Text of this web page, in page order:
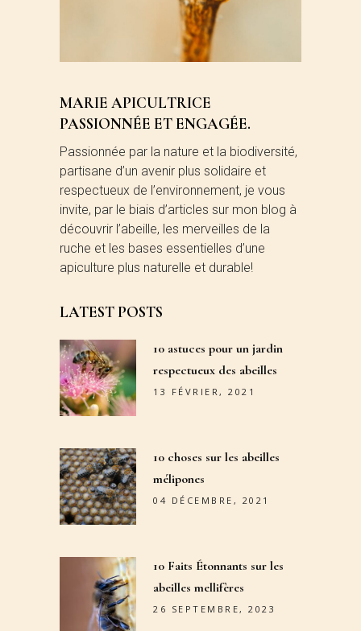
MARIE APICULTRICE
PASSIONNÉE ET ENGAGÉE.
Passionnée par la nature et la biodiversité,
partisane d’un avenir plus solidaire et
respectueux de l’environnement, je vous
invite, par le biais d’articles sur mon blog à
découvrir l’abeille, les merveilles de la
ruche et les bases essentielles d’une
apiculture plus naturelle et durable!
LATEST POSTS
10 astuces pour un jardin
respectueux des abeilles
13 FÉVRIER, 2021
10 choses sur les abeilles
mélipones
04 DÉCEMBRE, 2021
10 Faits Étonnants sur les
abeilles mellifères
26 SEPTEMBRE, 2023